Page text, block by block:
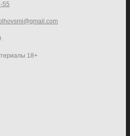
55
18+